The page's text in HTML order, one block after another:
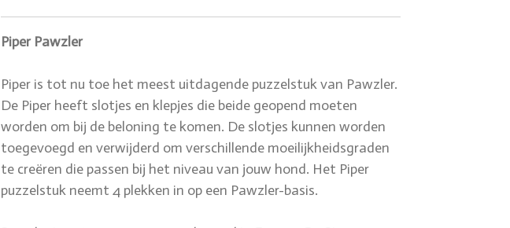
Piper Pawzler
Piper is tot nu toe het meest uitdagende puzzelstuk van Pawzler.
De Piper heeft slotjes en klepjes die beide geopend moeten
worden om bij de beloning te komen. De slotjes kunnen worden
toegevoegd en verwijderd om verschillende moeilijkheidsgraden
te creëren die passen bij het niveau van jouw hond. Het Piper
puzzelstuk neemt 4 plekken in op een Pawzler-basis.